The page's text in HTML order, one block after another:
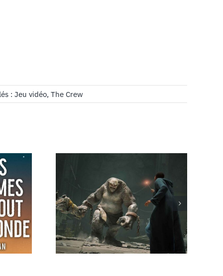
: Jeu vidéo, The Crew
Jeu video : Hogwarts
Poudlard